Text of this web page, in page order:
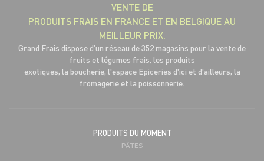
VENTE DE
PRODUITS FRAIS EN FRANCE ET EN BELGIQUE AU
MEILLEUR PRIX.
Grand Frais dispose d'un réseau de 352 magasins pour la vente de
fruits et légumes frais, les produits
exotiques, la boucherie, l'espace Epiceries d'ici et d'ailleurs, la
fromagerie et la poissonnerie.
PRODUITS DU MOMENT
PÂTES